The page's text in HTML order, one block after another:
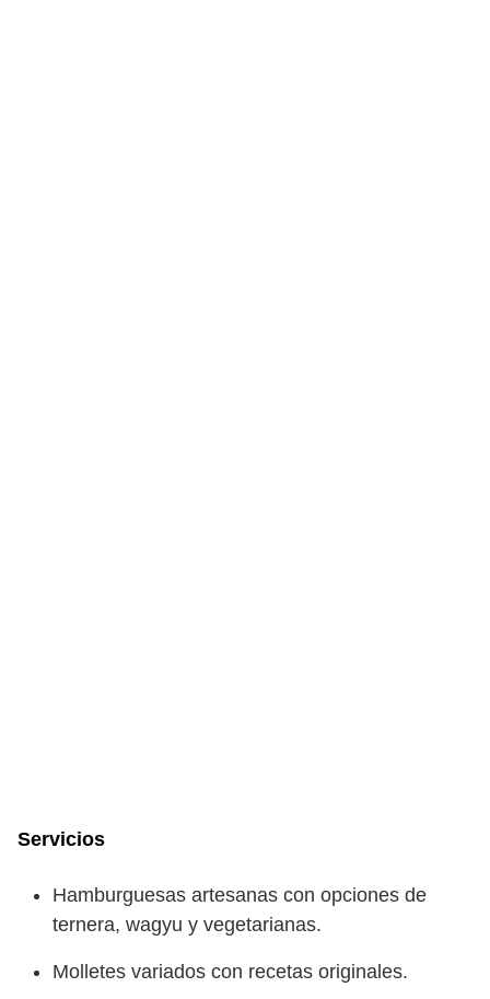
Servicios
Hamburguesas artesanas con opciones de
ternera, wagyu y vegetarianas.
Molletes variados con recetas originales.